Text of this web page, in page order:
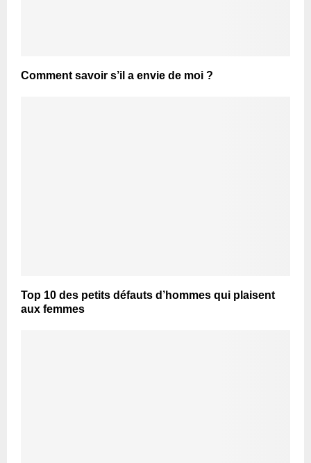
Comment savoir s’il a envie de moi ?
Top 10 des petits défauts d’hommes qui plaisent
aux femmes